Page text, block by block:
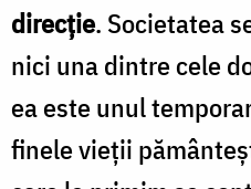
direcție. Societatea
nici una dintre cele
ea este unul
finele vieţii